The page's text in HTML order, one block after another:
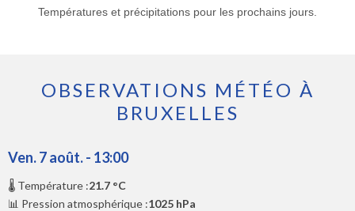
Températures et précipitations pour les prochains jours.
OBSERVATIONS MÉTÉO À
BRUXELLES
Ven. 7 août. - 13:00
🌡️ Température :21.7 °C
📊 Pression atmosphérique :1025 hPa